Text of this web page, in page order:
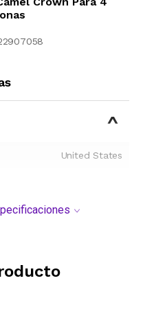
United States